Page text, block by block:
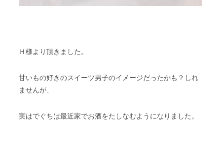
Ｈ様より頂きました。
甘いもの好きのスイーツ男子のイメージだったかも？しれ
ませんが、
実はでぐちは最近家でお酒をたしなむようになりました。